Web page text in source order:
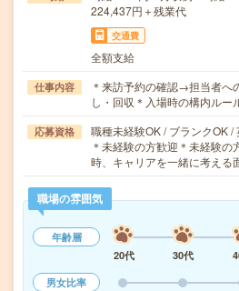
224,437円＋残業代
交通費
全額支給
仕事内容
＊来訪予約の確認→担当者へ
し・回収＊入場時の構内ル
応募資格
職種未経験OK / ブランクOK /
＊未経験の方歓迎＊未経験
時、キャリアを一緒に考え
職場の雰囲気
年齢層
20代
30代
男女比率